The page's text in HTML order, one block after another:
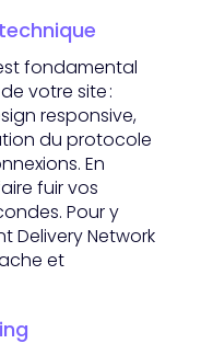
fondamental
votre site :
responsive,
du protocole
En
fuir vos
Pour y
Delivery Network
et